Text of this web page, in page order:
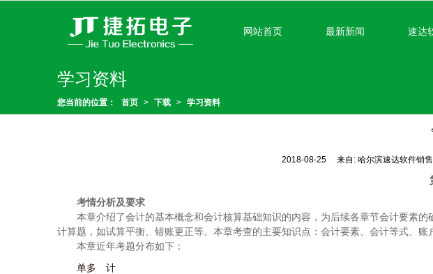
很遗憾，因您的浏览器版本过低导致无法获得最佳浏览体验，
网站首页
最新新闻 速达
学习资料
您当前的位置： 首页 > 下载 > 学习资料
2018-08-25 来自: 哈尔滨速达软件销
考情分析及要求
本章介绍了会计的基本概念和会计核算基础知识的内容，为后续各章节会计要素的
计算题，如试算平衡、错账更正等。本章考查的主要知识点：会计要素、会计等式、
本章近年考题分布如下：
单多
计